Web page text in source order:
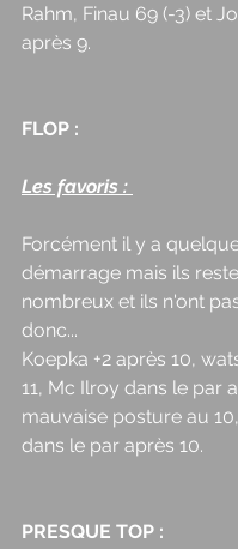
Rahm, Finau 69 (-3) et
après 9.
FLOP :
Les favoris :
Forcément il y a
démarrage mais ils
nombreux et ils n'ont
donc...
Koepka +2 après 10,
11, Mc Ilroy dans le par
mauvaise posture au
dans le par après 10.
PRESQUE TOP :